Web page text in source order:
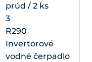
prúd / 2 ks
3
R290
Invertorové
vodné čerpadlo